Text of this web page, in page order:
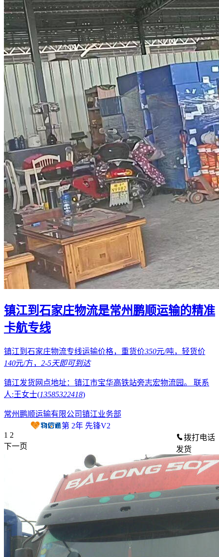
镇江到石家庄物流是常州鹏顺运输的精准
卡航专线
镇江到石家庄物流专线运输价格，重货价350元/吨，轻货价
140元/方， 2-5天即可到达
镇江发货网点地址：镇江市宝华高铁站旁志宏物流园。 联系
人:王女士(13585322418)
常州鹏顺运输有限公司镇江业务部
第 2年 先锋V2
拨打电话
发货
1 2
下一页